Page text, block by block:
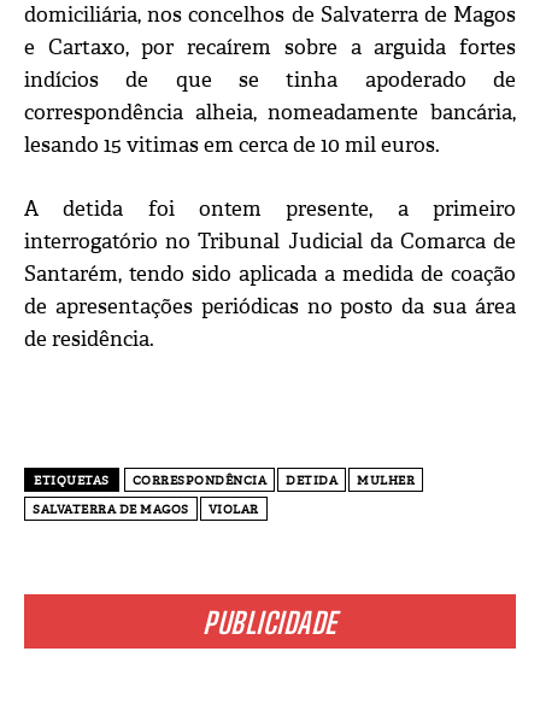
PUBLICIDADE
domiciliária, nos concelhos de Salvaterra de Magos
e Cartaxo, por recaírem sobre a arguida fortes
indícios de que se tinha apoderado de
correspondência alheia, nomeadamente bancária,
lesando 15 vitimas em cerca de 10 mil euros.
A detida foi ontem presente, a primeiro
interrogatório no Tribunal Judicial da Comarca de
Santarém, tendo sido aplicada a medida de coação
de apresentações periódicas no posto da sua área
de residência.
ETIQUETAS CORRESPONDÊNCIA DETIDA
MULHER
SALVATERRA DE MAGOS
VIOLAR